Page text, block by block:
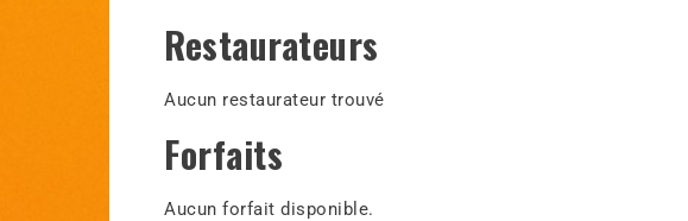
Restaurateurs
Aucun restaurateur trouvé
Forfaits
Aucun forfait disponible.